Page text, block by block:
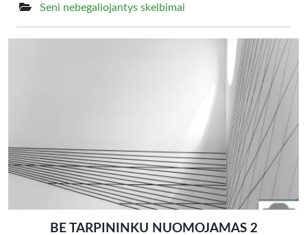
Seni nebegaliojantys skelbimai
BE TARPININKU NUOMOJAMAS 2